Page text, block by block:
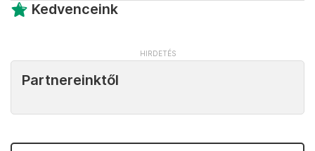
Kedvenceink
Partnereinktől